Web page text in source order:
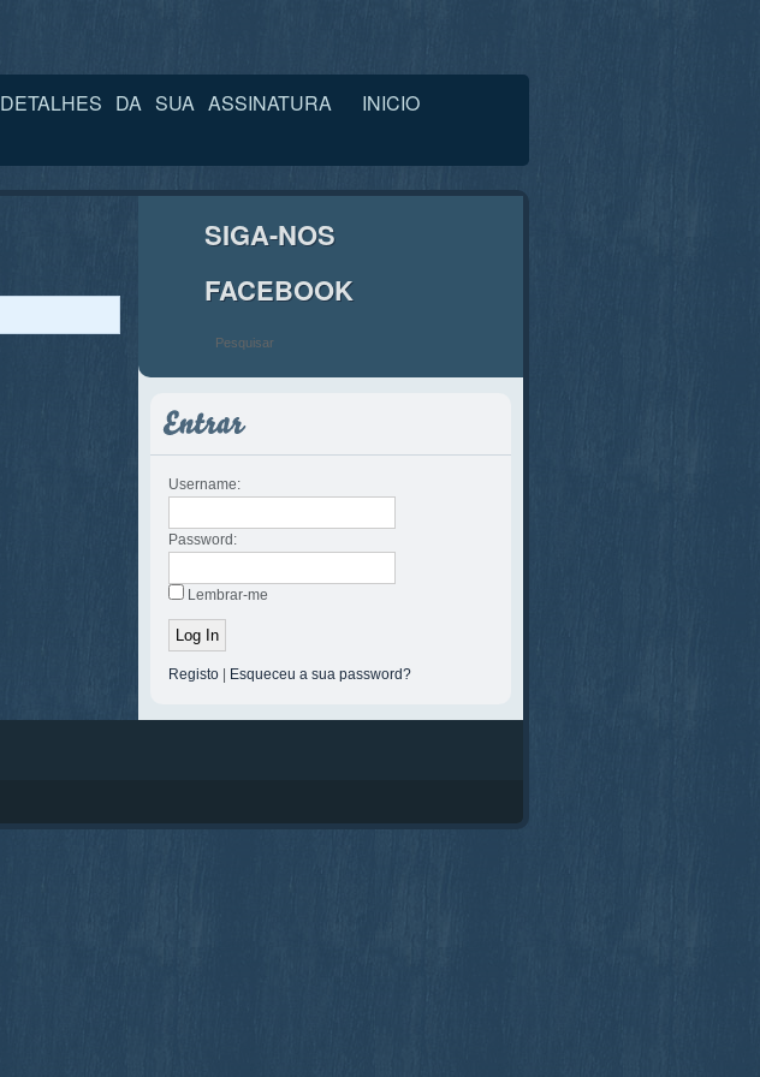
DETALHES DA SUA ASSINATURA
INICIO
SIGA-NOS
FACEBOOK
Username:
Password:
Lembrar-me
Registo Esqueceu a sua password?